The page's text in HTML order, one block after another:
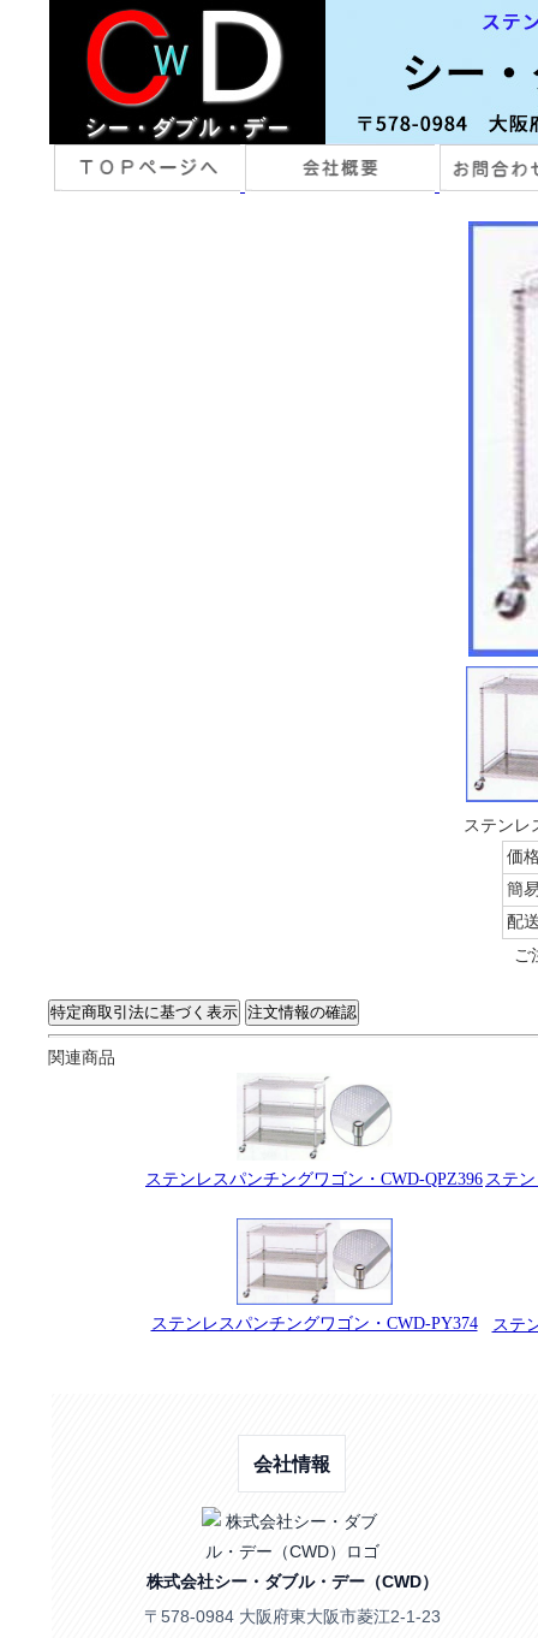
ステンレ
価
簡
配
ご
関連商品
ステンレスパンチングワゴン・CWD-QPZ396 ステ
ステンレスパンチングワゴン・CWD-PY374 ステ
会社情報
株式会社シー・ダブル・デー（CWD）
〒578-0984 大阪府東大阪市菱江2-1-23